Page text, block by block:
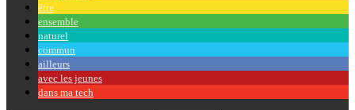
être
ensemble
naturel
commun
ailleurs
avec les jeunes
dans ma tech